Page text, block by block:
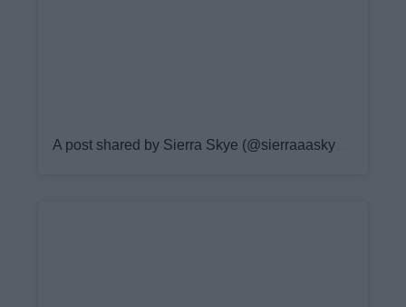
A post shared by Sierra Skye (@sierraaaskyee)